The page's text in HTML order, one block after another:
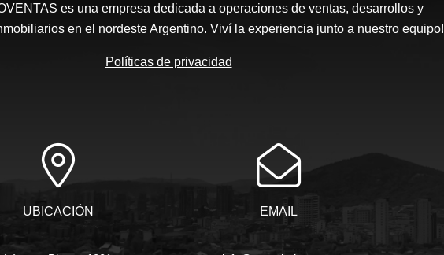
es una empresa dedicada a operaciones de ventas, desarrollos y
en el nordeste Argentino. Viví la experiencia junto a nuestro equipo!
Políticas de privacidad
UBICACIÓN EMAIL